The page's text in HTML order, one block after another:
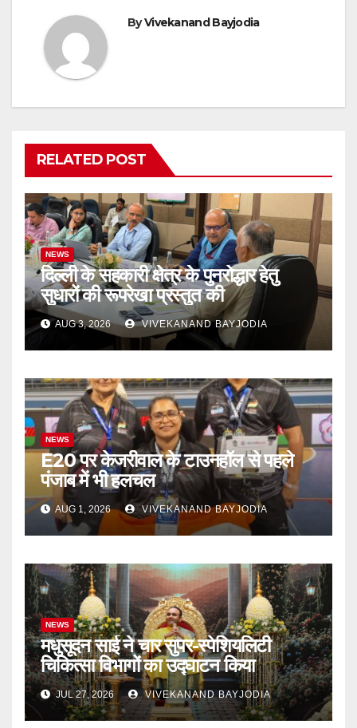
ByVivekanand Bayjodia
RELATED POST
NEWS
दिल्ली के सहकारी क्षेत्र के पुनरोद्धार हेतु
सुधारों की रूपरेखा प्रस्तुत की
AUG 3, 2026 VIVEKANAND BAYJODIA
NEWS
E20 पर केजरीवाल के टाउनहॉल से पहले
पंजाब में भी हलचल
AUG 1, 2026 VIVEKANAND BAYJODIA
NEWS
मधुसूदन साई ने चार सुपर-स्पेशियलिटी
चिकित्सा विभागों का उद्घाटन किया
JUL 27, 2026 VIVEKANAND BAYJODIA